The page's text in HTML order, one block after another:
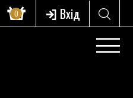
0 Вхід